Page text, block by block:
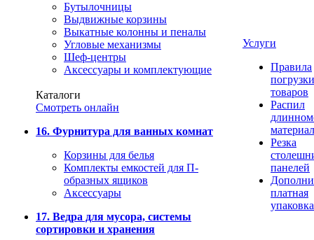
Бутылочницы
Выдвижные корзины
Выкатные колонны и пеналы
Угловые механизмы
Шеф-центры
Аксессуары и комплектующие
Каталоги
Смотреть онлайн
16. Фурнитура для ванных комнат
Корзины для белья
Комплекты емкостей для П-
образных ящиков
Аксессуары
17. Ведра для мусора, системы
сортировки и хранения
Услуги
Правила
погрузки
товаров
Распил
Резка
панелей
платная
упаковка